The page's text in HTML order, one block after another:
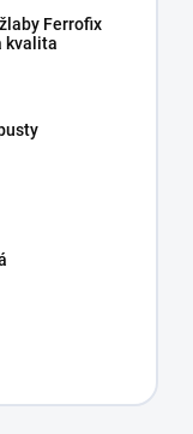
Ferrofix
kvalita